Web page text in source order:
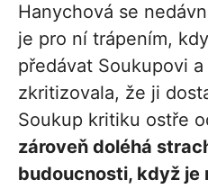
Hanychová se
je pro ní trápením,
předávat Soukupovi
zkritizovala, že ji
Soukup kritiku ostře
zároveň doléhá
budoucnosti, když je